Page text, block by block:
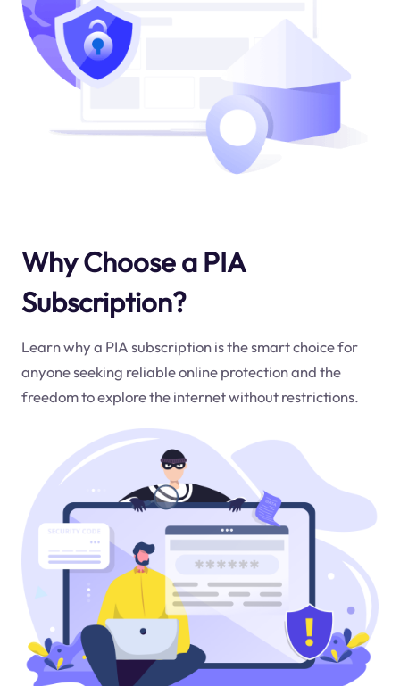
Why Choose a PIA
Subscription?
Learn why a PIA subscription is the smart choice for
anyone seeking reliable online protection and the
freedom to explore the internet without restrictions.